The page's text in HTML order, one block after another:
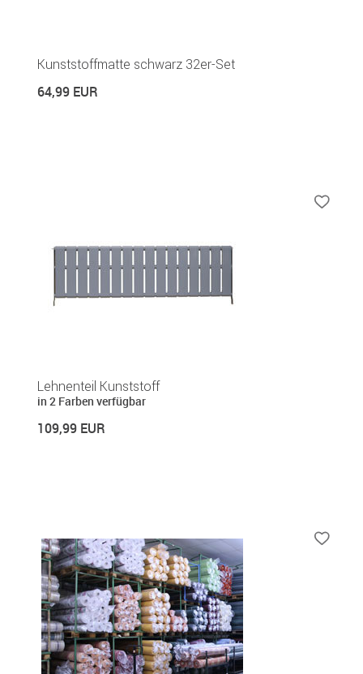
Kunststoffmatte schwarz 32er-Set
64,99 EUR
Lehnenteil Kunststoff
in 2 Farben verfügbar
109,99 EUR